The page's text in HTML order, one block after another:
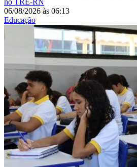
06/08/2026 às 06:13
Educação